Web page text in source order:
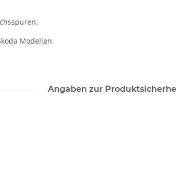
Modellen.
Angaben zur